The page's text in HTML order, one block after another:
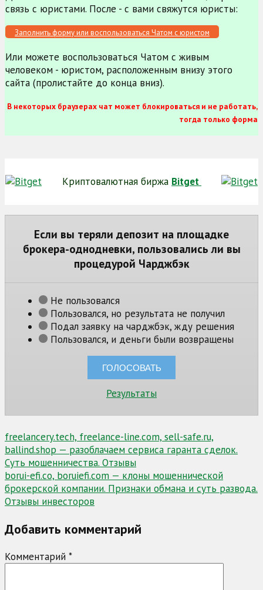
связь с юристами. После - с вами свяжутся юристы:
Заполнить форму или воспользоваться Чатом с юристом
Или можете воспользоваться Чатом с живым
человеком - юристом, расположенным внизу этого
сайта (пролистайте до конца вниз).
В некоторых браузерах чат может блокироваться и не работать,
тогда только форма
Криптовалютная биржа Bitget
Если вы теряли депозит на площадке
брокера-однодневки, пользовались ли вы
процедурой Чарджбэк
Не пользовался
Пользовался, но результата не получил
Подал заявку на чарджбэк, жду решения
Пользовался, и деньги были возвращены
Результаты
Навигация
по
записям
freelancery.tech, freelance-line.com, sell-safe.ru,
ballind.shop — разоблачаем сервиса гаранта сделок.
Суть мошенничества. Отзывы
borui-efi.co, boruiefi.com — клоны мошеннической
брокерской компании. Признаки обмана и суть развода.
Отзывы инвесторов
Добавить комментарий
Комментарий *